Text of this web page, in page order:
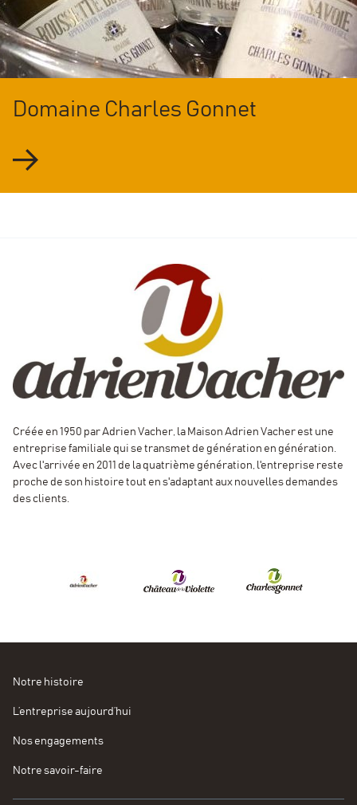
Domaine Charles Gonnet
Créée en 1950 par Adrien Vacher, la Maison Adrien Vacher est une
entreprise familiale qui se transmet de génération en génération.
Avec l'arrivée en 2011 de la quatrième génération, l'entreprise reste
proche de son histoire tout en s'adaptant aux nouvelles demandes
des clients.
Notre histoire
L’entreprise aujourd’hui
Nos engagements
Notre savoir-faire